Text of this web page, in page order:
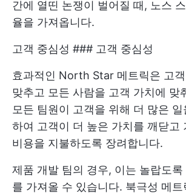
간에 열띤 논쟁이 벌어질 때, 노스
율을 가져옵니다.
고객 중심성 ### 고객 중심성
효과적인 North Star 메트릭은 고
맞추고 모든 사람을 고객 가치에 맞
모든 팀원이 고객을 위해 더 많은
하여 고객이 더 높은 가치를 깨닫고
비용을 지불하도록 장려합니다.
제품 개발 팀의 경우, 이는 놀랍도
를 가져올 수 있습니다. 북극성 메트